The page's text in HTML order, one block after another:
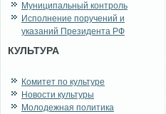
Муниципальный контроль
Исполнение поручений и
указаний Президента РФ
КУЛЬТУРА
Комитет по культуре
Новости культуры
Молодежная политика